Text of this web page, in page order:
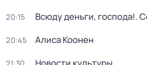
20:15 Всюду деньги, господа!.
20:45 Алиса Коонен